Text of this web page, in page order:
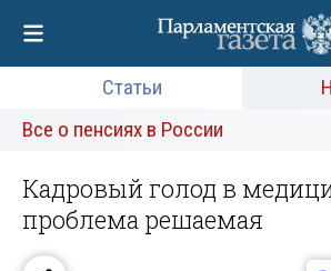
Статьи
Все о пенсиях в России
Кадровый голод в
проблема решаемая